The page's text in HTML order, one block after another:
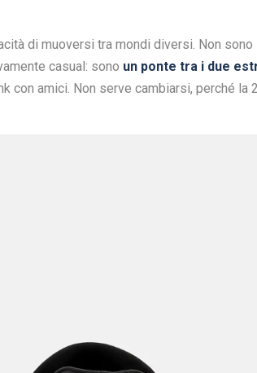
di muoversi tra mondi diversi. Non sono
casual: sono un ponte tra i due
con amici. Non serve cambiarsi, perché la